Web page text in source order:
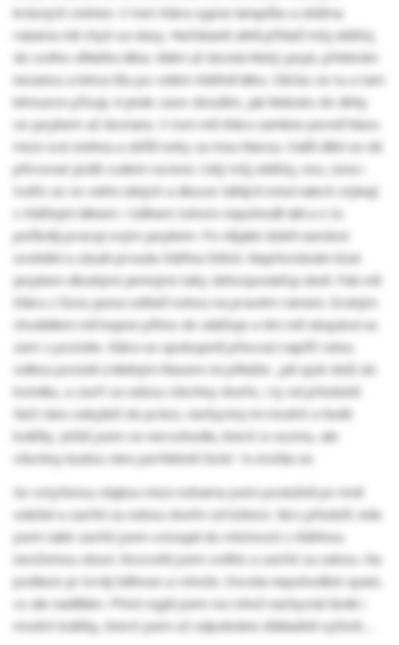
krásných stehen. V tom Klára vypne lampičku a oběma
rukama mě chytí za vlasy. Nečekaně silně přitlačí můj obličej
do svého vlhkého klína. Mám už docela hbitý jazyk, přebírám
iniciativu a lehce lížu po celém Klářině klínu. Občas se tu a tam
lehounce přisaji. A jinde zase zkouším, jak hluboko do dírky
se jazykem až dostanu. V tom mě Klára zamkne pevně hlavu
mezi svá stehna a zkříží nohy za mou hlavou. Další dění se dá
přirovnat jízdě cvalem na koni. Celý můj obličej, nos, ústa i
tváře se ve velmi silných a dlouze táhlých intervalech stýkají
s Klářiným klínem. I během tohoto nepohodlí dál a o to
pečlivěji pracuji svým jazykem. Po nějaké době nastává
uvolnění a zásah proudu Klářina štěstí. Nepřestávám lízat.
Jazykem dlouhými jemnými tahy obhospodařuji okolí. Pak mě
Klára z čista-jasna odtlačí nohou na pravém rameni. Druhým
chodidlem mě kopne přímo do obličeje a tím mě skopává na
zem z postele. Klára se spokojeně převrací napříč celou
velkou postelí a klidným hlasem mi přikáže: „Jdi spát dolů do
botníku, a zavři za sebou všechny dveře, i ty od předsíně.
Než ráno odejdeš do práce, nachystej mi modré a šedé
lodičky. Ještě jsem se nerozhodla, které si vezmu, ale
všechny budou ráno perfektně čisté.“ A otočila se.
Se vztyčenou vlajkou mezi nohama jsem poslušně po tmě
odešel a zavřel za sebou dveře od ložnice. Skrz předsíň, kde
jsem také zavřel jsem vstoupil do místnosti s Klářinou
nesčetnou obuví. Rozsvítil jsem světlo a zavřel za sebou. Na
podlaze je tvrdý běhoun a rohože. Docela nepohodlné spaní,
co ale nadělám. Před regál jsem na rohož nachystal šedé i
modré lodičky, které jsem už odpoledne důkladně vyčistil.....